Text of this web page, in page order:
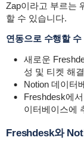
Zap이라고 부르는
할 수 있습니다.
연동으로 수행할 수
새로운
성 및 티켓 해
Notion 데이터
Freshdesk에
이터베이스에
Freshdesk와